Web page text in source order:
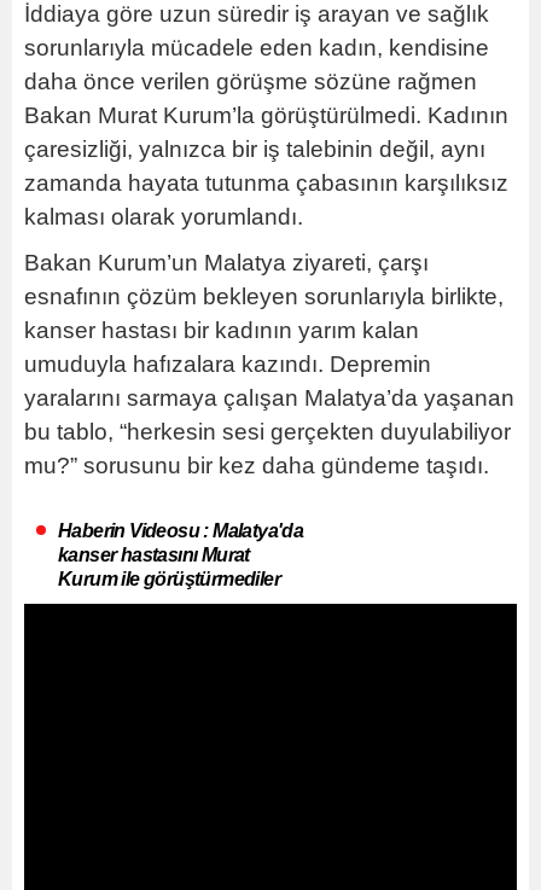
İddiaya göre uzun süredir iş arayan ve sağlık
sorunlarıyla mücadele eden kadın, kendisine
daha önce verilen görüşme sözüne rağmen
Bakan Murat Kurum’la görüştürülmedi. Kadının
çaresizliği, yalnızca bir iş talebinin değil, aynı
zamanda hayata tutunma çabasının karşılıksız
kalması olarak yorumlandı.
Bakan Kurum’un Malatya ziyareti, çarşı
esnafının çözüm bekleyen sorunlarıyla birlikte,
kanser hastası bir kadının yarım kalan
umuduyla hafızalara kazındı. Depremin
yaralarını sarmaya çalışan Malatya’da yaşanan
bu tablo, “herkesin sesi gerçekten duyulabiliyor
mu?” sorusunu bir kez daha gündeme taşıdı.
Haberin Videosu : Malatya'da
kanser hastasını Murat
Kurum ile görüştürmediler